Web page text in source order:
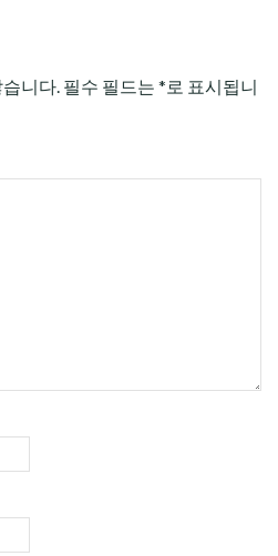
니다. 필수 필드는 * 로 표시됩니